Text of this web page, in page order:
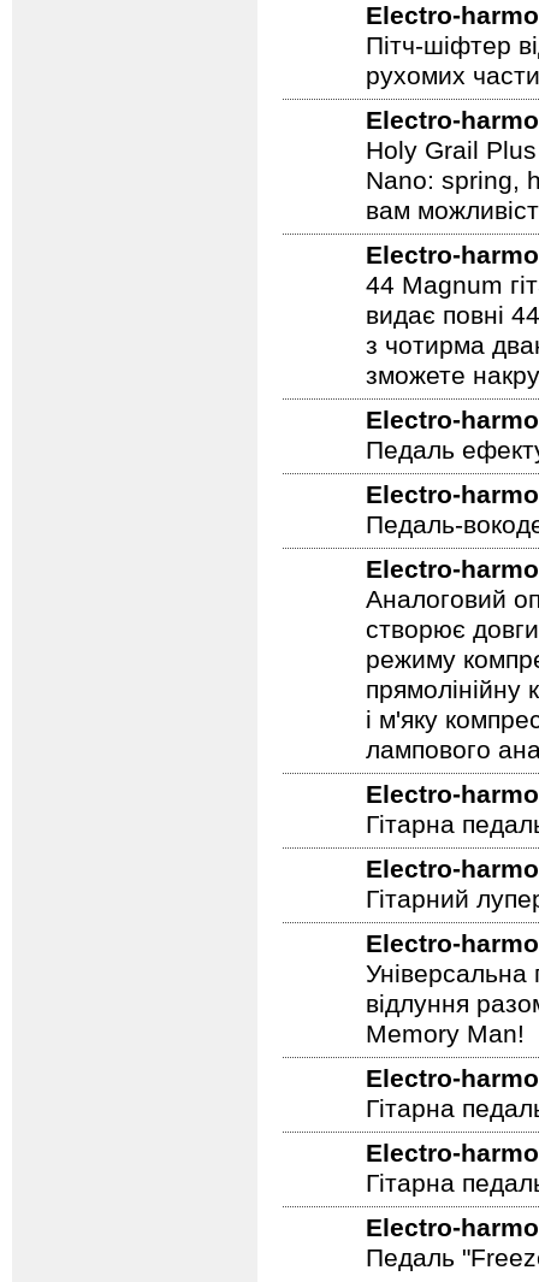
Electro-
Пітч-шіфтер
рухомих
Electro-
Holy Grail Plus
Nano: spring,
вам
Electro-
44 Magnum
видає повні
з чотирма
зможете
Electro-
Педаль
Electro-
Педаль-
Electro-
Аналоговий
створює
режиму
прямолінійну
і м'яку
лампового
Electro-
Гітарна
Electro-
Гітарний
Electro-
Універсальна
відлуння
Memory Man!
Electro-
Гітарна
Electro-
Гітарна
Electro-
Педаль